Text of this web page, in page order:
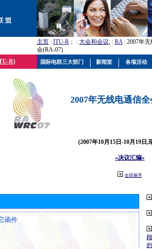
主页 : ITU-R ； : 大会和会议; : RA: 2007年
会(RA-07)
R)
2007年无线电通信
(2007年10月15日-10月19日,
«决议汇编»
全部展开
函件
国际电联三大部门 新闻室 各项活动